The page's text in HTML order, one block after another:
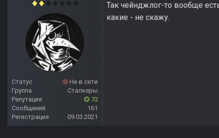
Статус
Не в сети
Группа
Сталкеры
Репутация
72
Сообщений
161
Регистрация
09.03.2021
Так чейнджлог-то вообще
какие - не скажу.